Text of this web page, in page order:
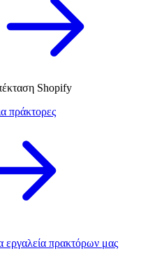
Shopify
πράκτορες
εργαλεία πρακτόρων μας